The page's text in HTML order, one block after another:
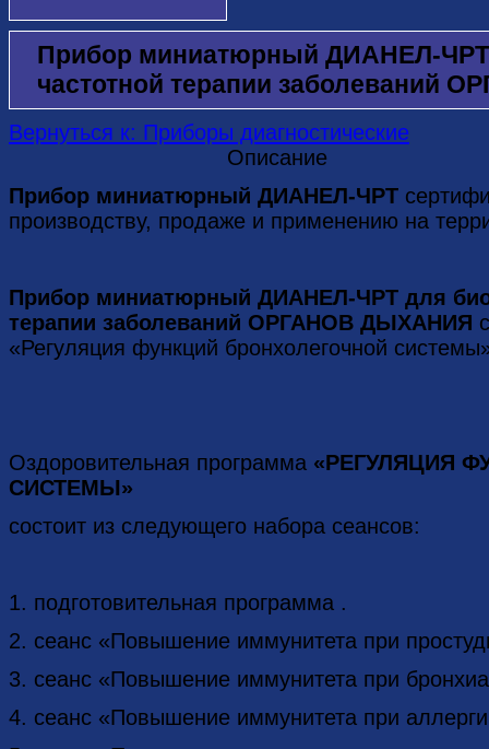
Прибор миниатюрный ДИАНЕЛ-ЧРТ
частотной терапии заболеваний
Вернуться к: Приборы диагностические
Описание
Прибор миниатюрный ДИАНЕЛ-ЧРТ
производству, продаже и применению на
Прибор миниатюрный ДИАНЕЛ-ЧРТ для
терапии заболеваний ОРГАНОВ ДЫХАНИЯ
«Регуляция функций бронхолегочной
Оздоровительная программа «РЕГУЛЯЦИЯ
СИСТЕМЫ»
состоит из следующего набора сеансов:
1. подготовительная программа .
2. сеанс «Повышение иммунитета при
3. сеанс «Повышение иммунитета при
4. сеанс «Повышение иммунитета при